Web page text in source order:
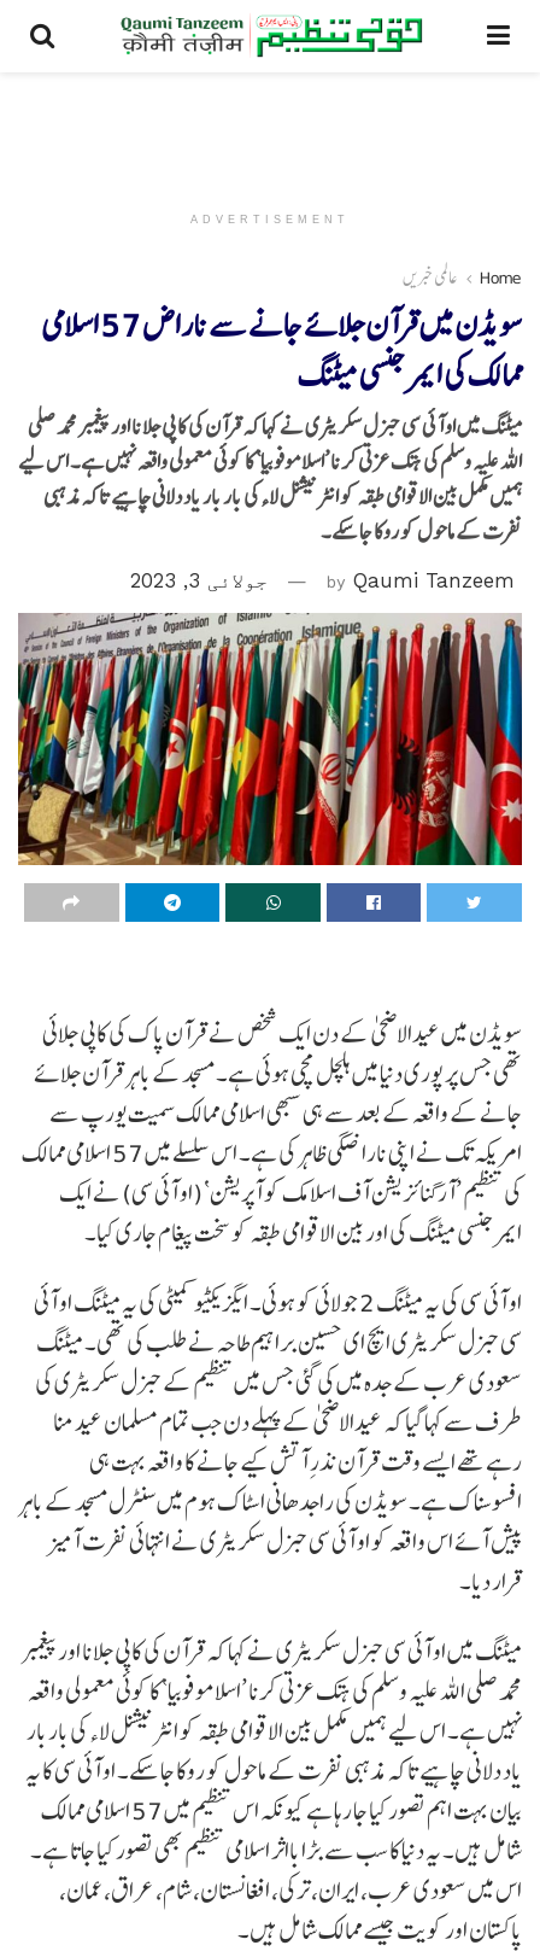
ADVERTISEMENT
Home عالمی خبریں
سویڈن میں قرآن جلائے جانے سے ناراض 57 اسلامی
ممالک کی ایمرجنسی میٹنگ
میٹنگ میں او آئی سی جنرل سکریٹری نے کہا کہ قرآن کی کاپی جلانا اور پیغمبر محمد صلی
اللہ علیہ وسلم کی ہتک عزتی کرنا ’اسلاموفوبیا‘ کا کوئی معمولی واقعہ نہیں ہے۔ اس لیے
ہمیں مکمل بین الاقوامی طبقہ کو انٹرنیشنل لاء کی بار بار یاد دلانی چاہیے تاکہ مذہبی
نفرت کے ماحول کو روکا جا سکے۔
by Qaumi Tanzeem جولائی 3, 2023
سویڈن میں عیدالاضحیٰ کے دن ایک شخص نے قرآن پاک کی کاپی جلائی
تھی جس پر پوری دنیا میں ہلچل مچی ہوئی ہے۔ مسجد کے باہر قرآن جلائے
جانے کے واقعہ کے بعد سے ہی سبھی اسلامی ممالک سمیت یورپ سے
امریکہ تک نے اپنی ناراضگی ظاہر کی ہے۔ اس سلسلے میں 57 اسلامی ممالک
کی تنظیم ’آرگنائزیشن آف اسلامک کو آپریشن‘ (او آئی سی) نے ایک
ایمرجنسی میٹنگ کی اور بین الاقوامی طبقہ کو سخت پیغام جاری کیا۔
او آئی سی کی یہ میٹنگ 2 جولائی کو ہوئی۔ ایگزیکٹیو کمیٹی کی یہ میٹنگ او آئی
سی جنرل سکریٹری ایچ ای حسین براہیم طاحہ نے طلب کی تھی۔ میٹنگ
سعودی عرب کے جدہ میں کی گئی جس میں تنظیم کے جنرل سکریٹری کی
طرف سے کہا گیا کہ عیدالاضحیٰ کے پہلے دن جب تمام مسلمان عید منا
رہے تھے ایسے وقت قرآن نذرِ آتش کیے جانے کا واقعہ بہت ہی
افسوسناک ہے۔ سویڈن کی راجدھانی اسٹاک ہوم میں سنٹرل مسجد کے باہر
پیش آئے اس واقعہ کو او آئی سی جنرل سکریٹری نے انتہائی نفرت آمیز
قرار دیا۔
میٹنگ میں او آئی سی جنرل سکریٹری نے کہا کہ قرآن کی کاپی جلانا اور پیغمبر
محمد صلی اللہ علیہ وسلم کی ہتک عزتی کرنا ’اسلاموفوبیا‘ کا کوئی معمولی واقعہ
نہیں ہے۔ اس لیے ہمیں مکمل بین الاقوامی طبقہ کو انٹرنیشنل لاء کی بار بار
یاد دلانی چاہیے تاکہ مذہبی نفرت کے ماحول کو روکا جا سکے۔ او آئی سی کا یہ
بیان بہت اہم تصور کیا جا رہا ہے کیونکہ اس تنظیم میں 57 اسلامی ممالک
شامل ہیں۔ یہ دنیا کا سب سے بڑا بااثر اسلامی تنظیم بھی تصور کیا جاتا ہے۔
اس میں سعودی عرب، ایران، ترکی، افغانستان، شام، عراق، عمان،
پاکستان اور کویت جیسے ممالک شامل ہیں۔